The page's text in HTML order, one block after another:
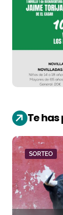
Te
SORTEO